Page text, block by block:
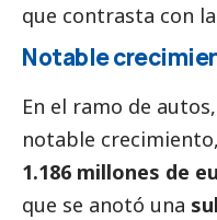
que contrasta con
Notable
En el ramo de
notable crecimiento,
1.186 millones de
que se anotó una